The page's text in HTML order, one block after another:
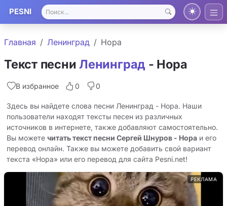
PESNI
Главная Ленинград Нора
Текст песниЛенинград - Нора
В избранное 0 0
Здесь вы найдете слова песни Ленинград - Нора. Наши
пользователи находят тексты песен из различных
источников в интернете, также добавляют самостоятельно.
Вы можете читать текст песни Сергей Шнуров - Нора и его
перевод онлайн. Также вы можете добавить свой вариант
текста «Нора» или его перевод для сайта Pesni.net!
РЕКЛАМА